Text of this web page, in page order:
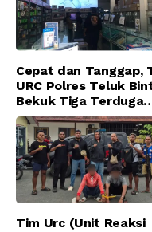
Cepat dan Tanggap,
URC Polres Teluk
Bekuk Tiga Terduga
Pelaku Pencurian di
Sanawesen
Tim Urc (Unit Reaksi